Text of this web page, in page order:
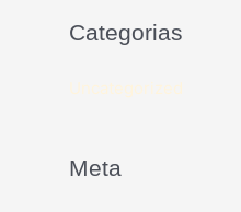
Categorias
Uncategorized
Meta